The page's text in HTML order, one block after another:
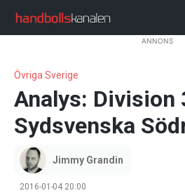
ANNONS
Övriga Sverige
Analys: Division
Sydsvenska
Jimmy Grandin
2016-01-04 20:00